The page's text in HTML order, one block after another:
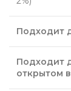
Подходит
Подходит
открытом